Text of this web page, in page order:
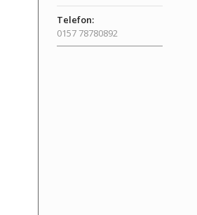
Telefon:
0157 78780892